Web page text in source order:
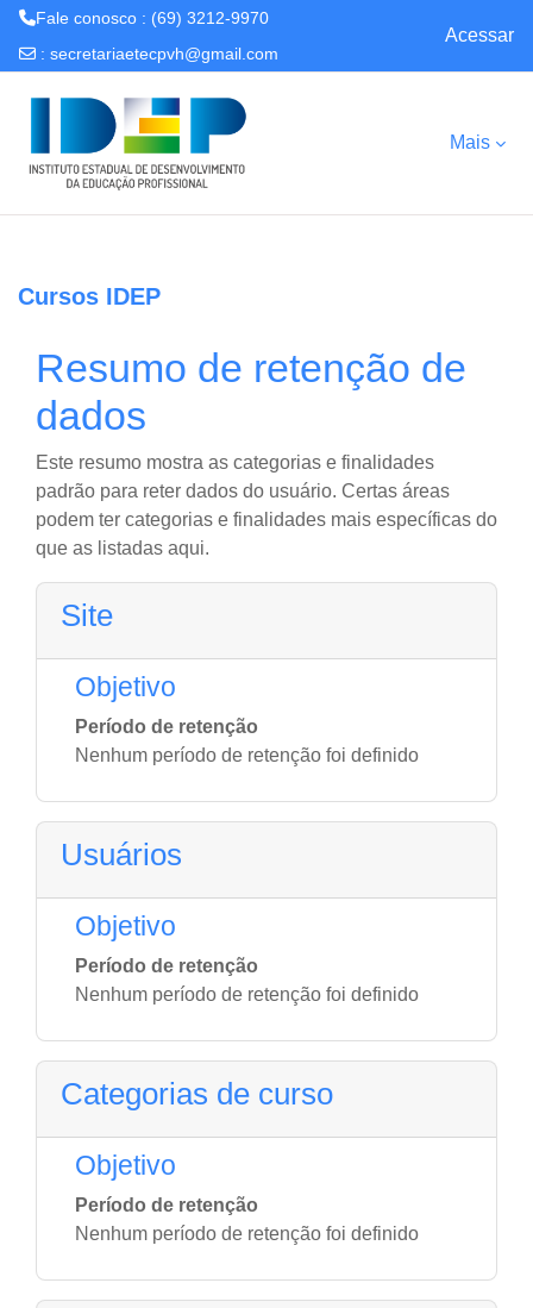
Fale conosco : (69) 3212-9970
: secretariaetecpvh@gmail.com
Acessar
Mais
Cursos IDEP
Resumo de retenção de
dados
Este resumo mostra as categorias e finalidades
padrão para reter dados do usuário. Certas áreas
podem ter categorias e finalidades mais específicas do
que as listadas aqui.
Site
Objetivo
Período de retenção
Nenhum período de retenção foi definido
Usuários
Objetivo
Período de retenção
Nenhum período de retenção foi definido
Categorias de curso
Objetivo
Período de retenção
Nenhum período de retenção foi definido